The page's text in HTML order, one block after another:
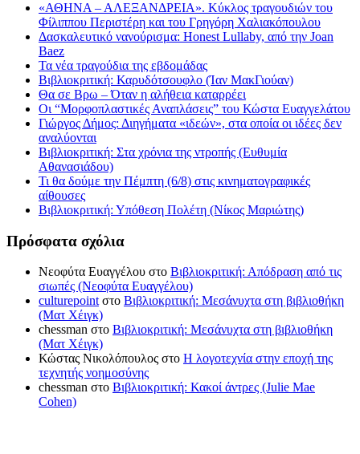
«ΑΘΗΝΑ – ΑΛΕΞΑΝΔΡΕΙΑ». Κύκλος τραγουδιών του
Φίλιππου Περιστέρη και του Γρηγόρη Χαλιακόπουλου
Δασκαλευτικό νανούρισμα: Honest Lullaby, από την Joan
Baez
Τα νέα τραγούδια της εβδομάδας
Βιβλιοκριτική: Καρυδότσουφλο (Ίαν ΜακΓιούαν)
Θα σε Βρω – Όταν η αλήθεια καταρρέει
Οι “Μορφοπλαστικές Αναπλάσεις” του Κώστα Ευαγγελάτου
Γιώργος Δήμος: Διηγήματα «ιδεών», στα οποία οι ιδέες δεν
αναλύονται
Βιβλιοκριτική: Στα χρόνια της ντροπής (Ευθυμία
Αθανασιάδου)
Τι θα δούμε την Πέμπτη (6/8) στις κινηματογραφικές
αίθουσες
Βιβλιοκριτική: Υπόθεση Πολέτη (Νίκος Μαριώτης)
Πρόσφατα σχόλια
Νεοφύτα Ευαγγέλου στο Βιβλιοκριτική: Απόδραση από τις
σιωπές (Νεοφύτα Ευαγγέλου)
culturepointστο Βιβλιοκριτική: Μεσάνυχτα στη βιβλιοθήκη
(Ματ Χέιγκ)
chessman στο Βιβλιοκριτική: Μεσάνυχτα στη βιβλιοθήκη
(Ματ Χέιγκ)
Κώστας Νικολόπουλος στο Η λογοτεχνία στην εποχή της
τεχνητής νοημοσύνης
chessman στο Βιβλιοκριτική: Κακοί άντρες (Julie Mae
Cohen)